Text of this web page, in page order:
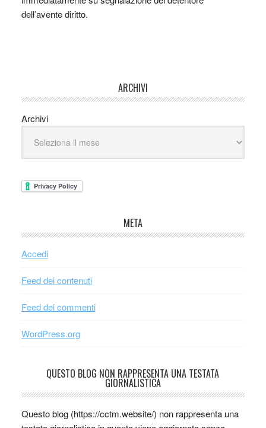
dell’avente diritto.
ARCHIVI
Archivi
META
Accedi
Feed dei contenuti
Feed dei commenti
WordPress.org
QUESTO BLOG NON RAPPRESENTA UNA TESTATA
GIORNALISTICA
Questo blog (https://cctm.website/) non rappresenta una